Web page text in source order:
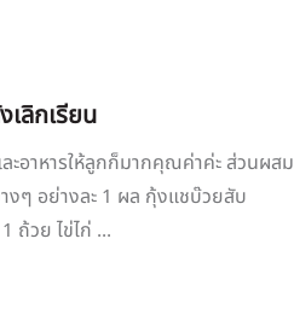
ลิกเรียน
อาหารให้ลูกก็มากคุณค่าค่ะ ส่วนผสม
งๆ อย่างละ 1 ผล กุ้งแชบ๊วยสับ
ถ้วย ไข่ไก่ ...